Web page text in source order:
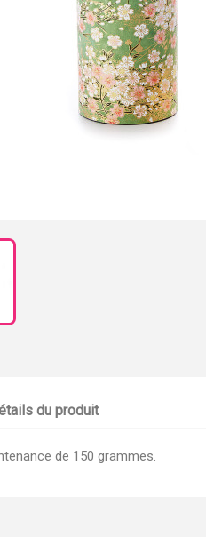
du produit
de 150 grammes.